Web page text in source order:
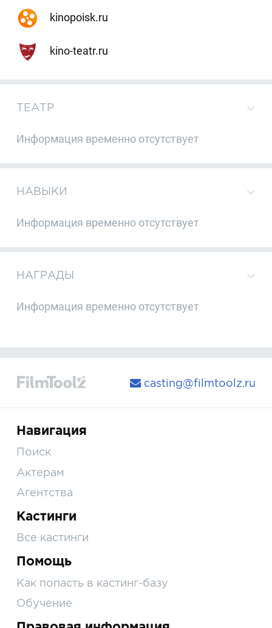
kinopoisk.ru
kino-teatr.ru
ТЕАТР
Информация временно отсутствует
НАВЫКИ
Информация временно отсутствует
НАГРАДЫ
Информация временно отсутствует
casting@filmtoolz.ru
Навигация
Поиск
Актерам
Агентства
Кастинги
Все кастинги
Помощь
Как попасть в кастинг-базу
Обучение